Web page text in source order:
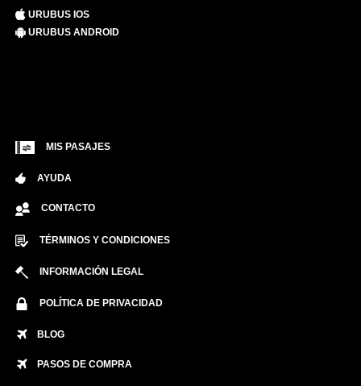
URUBUS IOS
URUBUS ANDROID
MIS PASAJES
AYUDA
CONTACTO
TÉRMINOS Y CONDICIONES
INFORMACIÓN LEGAL
POLÍTICA DE PRIVACIDAD
BLOG
PASOS DE COMPRA